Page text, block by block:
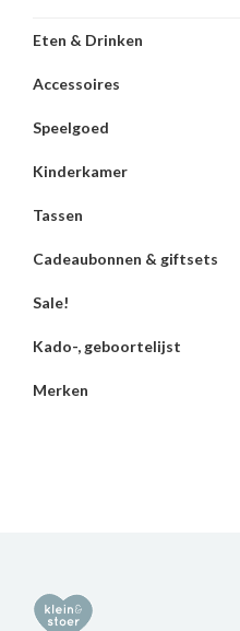
Eten & Drinken
Accessoires
Speelgoed
Kinderkamer
Tassen
Cadeaubonnen & giftsets
Sale!
Kado-, geboortelijst
Merken